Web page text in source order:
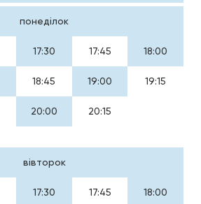
понеділок
17:30 17:45 18:00
18:45 19:00 19:15
20:00 20:15
вівторок
17:30 17:45 18:00